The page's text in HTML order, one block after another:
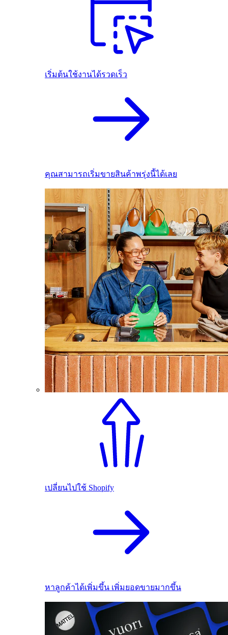
เริ่มต้นใช้งานได้รวดเร็ว
คุณสามารถเริ่มขายสินค้าพรุ่งนี้ได้เลย
เปลี่ยนไปใช้ Shopify
หาลูกค้าได้เพิ่มขึ้น เพิ่มยอดขายมากขึ้น